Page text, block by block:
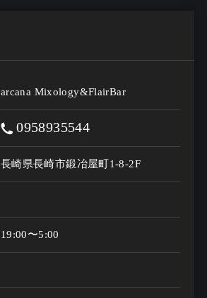
arcana Mixology&FlairBar
0958935544
長崎県長崎市鍛冶屋町1-8-2F
19:00〜5:00